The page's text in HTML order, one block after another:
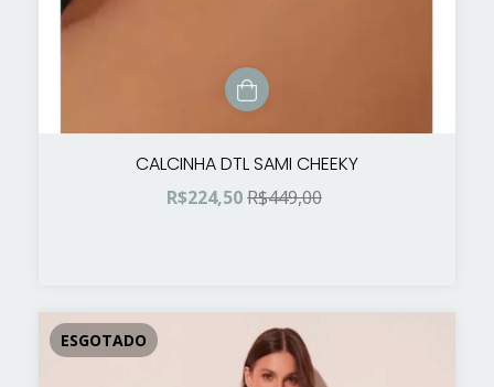
CALCINHA DTL SAMI CHEEKY
R$224,50R$449,00
ESGOTADO